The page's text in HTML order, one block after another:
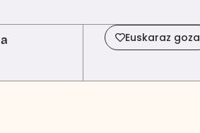
Euskaraz goza